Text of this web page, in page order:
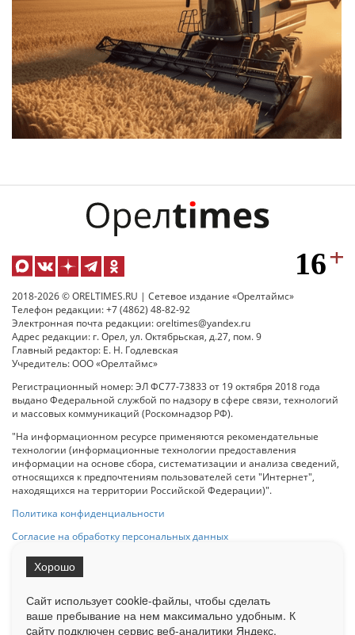
2018-2026 © ORELTIMES.RU | Сетевое издание «Орелтаймс»
Телефон редакции: +7 (4862) 48-82-92
Электронная почта редакции: oreltimes@yandex.ru
Адрес редакции: г. Орел, ул. Октябрьская, д.27, пом. 9
Главный редактор: Е. Н. Годлевская
Учредитель: ООО «Орелтаймс»
Регистрационный номер: ЭЛ ФС77-73833 от 19 октября 2018 года
выдано Федеральной службой по надзору в сфере связи, технологий
и массовых коммуникаций (Роскомнадзор РФ).
"На информационном ресурсе применяются рекомендательные
технологии (информационные технологии предоставления
информации на основе сбора, систематизации и анализа сведений,
относящихся к предпочтениям пользователей сети "Интернет",
находящихся на территории Российской Федерации)".
Политика конфиденциальности
Согласие на обработку персональных данных
на Сетевое издание «ОрелТаймс» обязательна.
Сайт использует cookie-файлы, чтобы сделать
ваше пребывание на нем максимально удобным. К
cайту подключен сервис веб-аналитики Яндекс.
Хорошо